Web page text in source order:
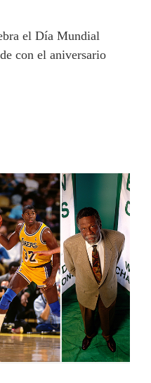
el Día Mundial
con el aniversario